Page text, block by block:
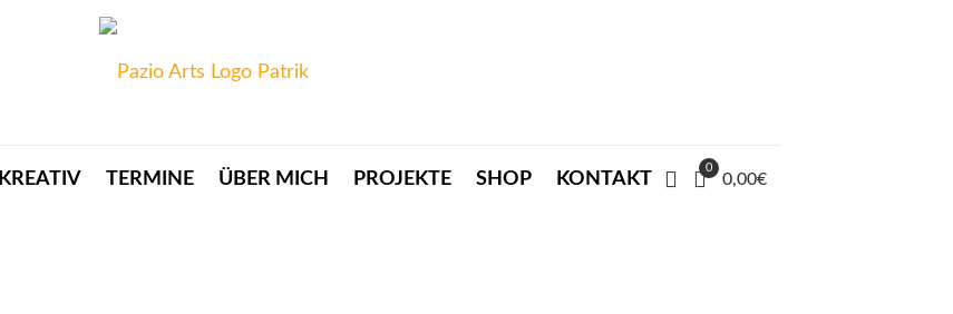
KREATIV TERMINE ÜBER MICH PROJEKTE SHOP KONTAKT
0
0,00€